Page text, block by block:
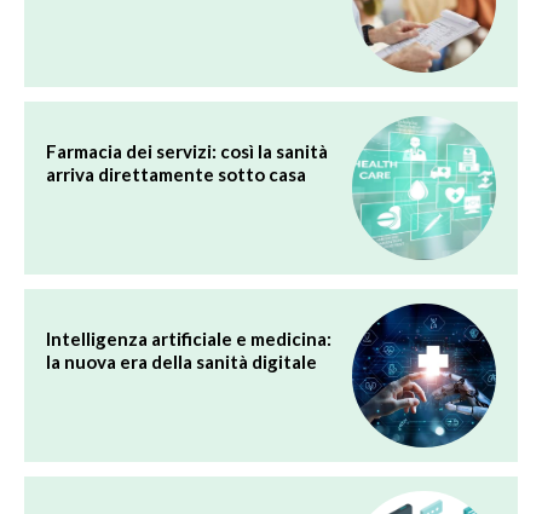
Farmacia dei servizi: così la sanità
arriva direttamente sotto casa
Intelligenza artificiale e medicina:
la nuova era della sanità digitale